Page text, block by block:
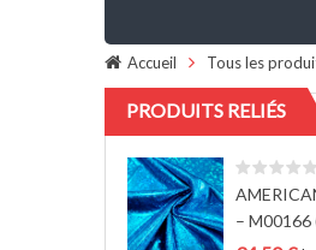
Accueil Tous les
PRODUITS RELIÉS
– M00166